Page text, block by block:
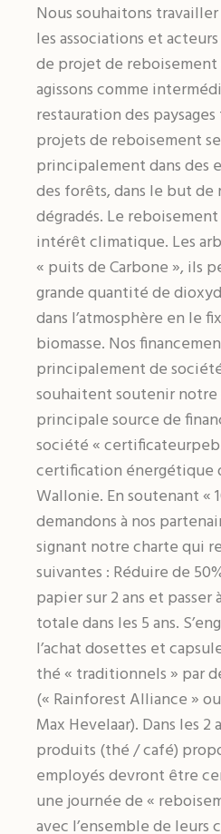
Nous souhaitons
les associations et
de projet de
agissons comme
restauration des
projets de reboisement
principalement dans des
des forêts, dans le but de
dégradés. Le
intérêt climatique. Les
« puits de Carbone », ils
grande quantité de
dans l’atmosphère en le
biomasse. Nos
principalement de
souhaitent soutenir
principale source de
société «
certification énergétique
Wallonie. En soutenant «
demandons à nos
signant notre charte qui
suivantes : Réduire de
papier sur 2 ans et
totale dans les 5 ans.
l’achat dosettes et
thé « traditionnels » par
(« Rainforest Alliance »
Max Hevelaar). Dans les 2
produits (thé / café)
employés devront être
une journée de «
avec l’ensemble de leurs